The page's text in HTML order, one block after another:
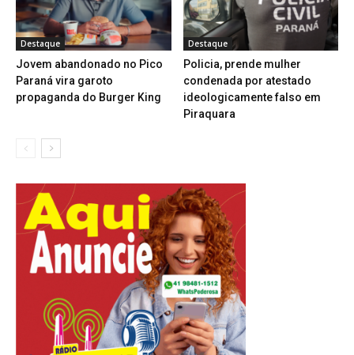
Destaque
Jovem abandonado no Pico
Paraná vira garoto
propaganda do Burger King
Destaque
Policia, prende mulher
condenada por atestado
ideologicamente falso em
Piraquara